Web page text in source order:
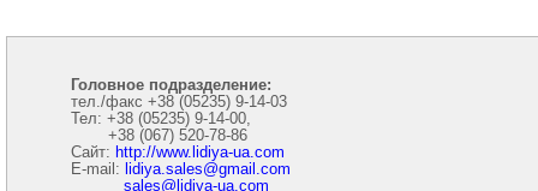
Головное подразделение:
тел./факс +38 (05235) 9-14-03
Тел: +38 (05235) 9-14-00,
+38 (067) 520-78-86
Сайт: http://www.lidiya-ua.com
E-mail: lidiya.sales@gmail.com
sales@lidiya-ua.com